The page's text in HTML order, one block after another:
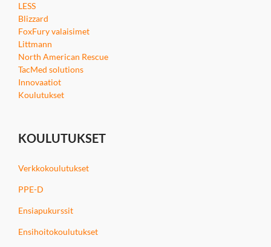
LESS
Blizzard
FoxFury valaisimet
Littmann
North American Rescue
TacMed solutions
Innovaatiot
Koulutukset
KOULUTUKSET
Verkkokoulutukset
PPE-D
Ensiapukurssit
Ensihoitokoulutukset